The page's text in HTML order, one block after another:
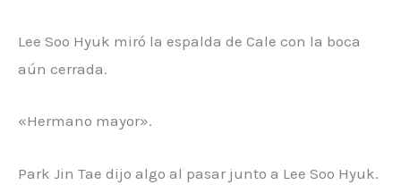
Lee Soo Hyuk miró la espalda de Cale con la boca
aún cerrada.
«Hermano mayor».
Park Jin Tae dijo algo al pasar junto a Lee Soo Hyuk.